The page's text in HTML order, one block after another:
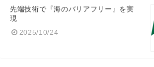
先端技術で『海のバリアフリー』を実
現
2025/10/24